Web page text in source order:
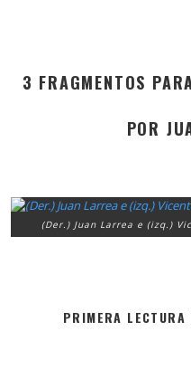
3 FRAGMENTOS
POR
(Der.) Juan Larrea e (izq.)
PRIMERA LECTURA